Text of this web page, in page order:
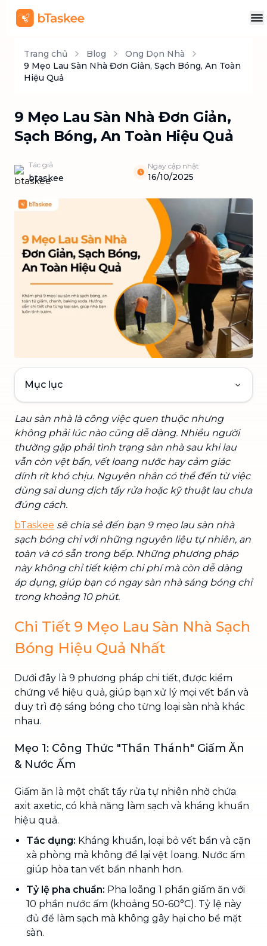
Trang chủ Blog
Ong Dọn Nhà
9 Mẹo Lau Sàn Nhà Đơn Giản, Sạch Bóng, An Toàn
Hiệu Quả
9 Mẹo Lau Sàn Nhà Đơn Giản,
Sạch Bóng, An Toàn Hiệu Quả
Tác giả
btaskee
Ngày cập nhật
16/10/2025
Mục lục
Lau sàn nhà là công việc quen thuộc nhưng
không phải lúc nào cũng dễ dàng. Nhiều người
thường gặp phải tình trạng sàn nhà sau khi lau
vẫn còn vệt bẩn, vết loang nước hay cảm giác
dính rít khó chịu. Nguyên nhân có thể đến từ việc
dùng sai dung dịch tẩy rửa hoặc kỹ thuật lau chưa
đúng cách.
bTaskee sẽ chia sẻ đến bạn 9 mẹo lau sàn nhà
sạch bóng chỉ với những nguyên liệu tự nhiên, an
toàn và có sẵn trong bếp. Những phương pháp
này không chỉ tiết kiệm chi phí mà còn dễ dàng
áp dụng, giúp bạn có ngay sàn nhà sáng bóng chỉ
trong khoảng 10 phút.
Chi Tiết 9 Mẹo Lau Sàn Nhà Sạch
Bóng Hiệu Quả Nhất
Dưới đây là 9 phương pháp chi tiết, được kiểm
chứng về hiệu quả, giúp bạn xử lý mọi vết bẩn và
duy trì độ sáng bóng cho từng loại sàn nhà khác
nhau.
Mẹo 1: Công Thức "Thần Thánh" Giấm Ăn
& Nước Ấm
Giấm ăn là một chất tẩy rửa tự nhiên nhờ chứa
axit axetic, có khả năng làm sạch và kháng khuẩn
hiệu quả.
Tác dụng: Kháng khuẩn, loại bỏ vết bẩn và cặn
xà phòng mà không để lại vệt loang. Nước ấm
giúp hòa tan vết bẩn nhanh hơn.
Tỷ lệ pha chuẩn: Pha loãng 1 phần giấm ăn với
10 phần nước ấm (khoảng 50-60°C). Tỷ lệ này
đủ để làm sạch mà không gây hại cho bề mặt
sàn.